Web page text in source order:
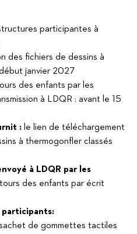
participantes à
des fichiers de dessins à
janvier 2027
des enfants par les
à LDQR : avant le 15
: le lien de téléchargement
à thermogonfler classés
à LDQR par les
des enfants par écrit
participants:
de gommettes tactiles